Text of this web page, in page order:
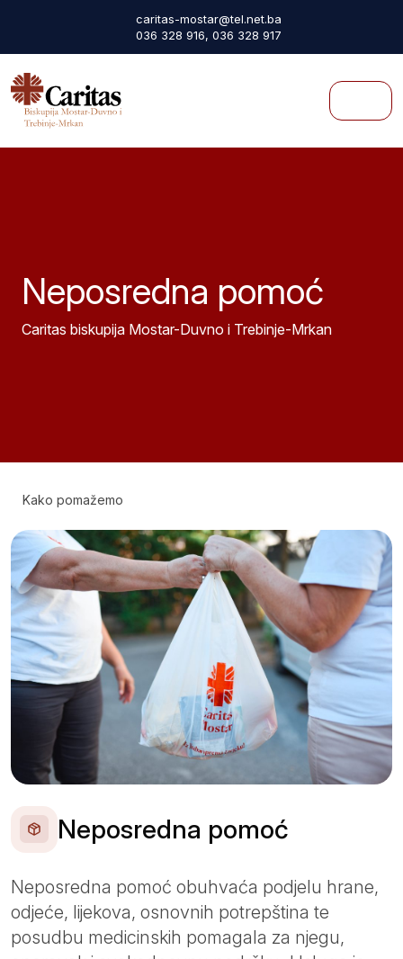
caritas-mostar@tel.net.ba
036 328 916, 036 328 917
Menu
Neposredna pomoć
Caritas biskupija Mostar-Duvno i Trebinje-Mrkan
Kako pomažemo
Neposredna pomoć
Neposredna pomoć obuhvaća podjelu hrane,
odjeće, lijekova, osnovnih potrepština te
posudbu medicinskih pomagala za njegu,